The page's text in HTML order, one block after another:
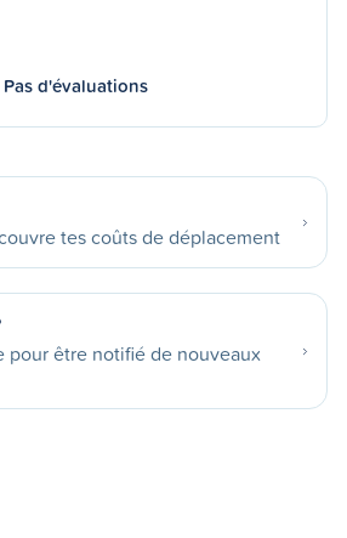
Pas d'évaluations
tes coûts de déplacement
pour être notifié de nouveaux